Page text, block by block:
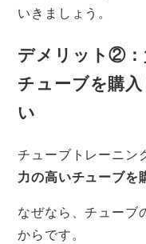
いきましょう。
デメリット②：
チューブを購
い
チューブトレーニン
力の高いチューブを
なぜなら、チューブ
からです。